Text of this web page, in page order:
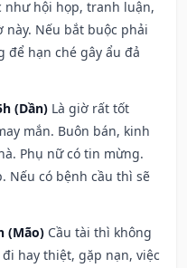
như hội họp, tranh luận,
Nếu bắt buộc phải
để hạn ché gây ẩu đả
(Dần) Là giờ rất tốt
mắn. Buôn bán, kinh
Phụ nữ có tin mừng.
Nếu có bệnh cầu thì sẽ
(Mão) Cầu tài thì không
hay thiệt, gặp nạn, việc